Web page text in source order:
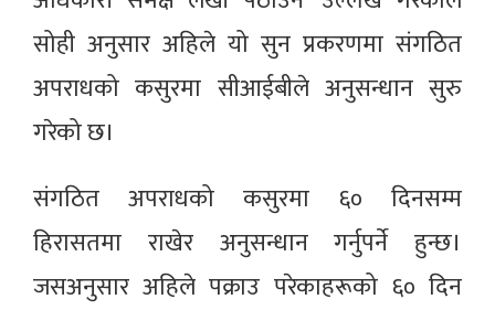
सोही अनुसार अहिले यो सुन प्रकरणमा संगठित
अपराधको कसुरमा सीआईबीले अनुसन्धान सुरु
गरेको छ।
संगठित अपराधको कसुरमा ६० दिनसम्म
हिरासतमा राखेर अनुसन्धान गर्नुपर्ने हुन्छ।
जसअनुसार अहिले पक्राउ परेकाहरूको ६० दिन